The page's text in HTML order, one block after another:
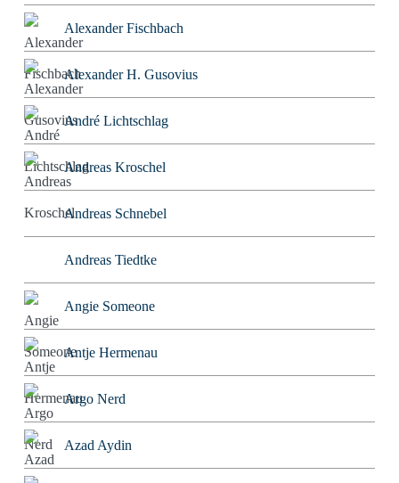
Alexander Fischbach
Alexander H. Gusovius
André Lichtschlag
Andreas Kroschel
Andreas Schnebel
Andreas Tiedtke
Angie Someone
Antje Hermenau
Argo Nerd
Azad Aydin